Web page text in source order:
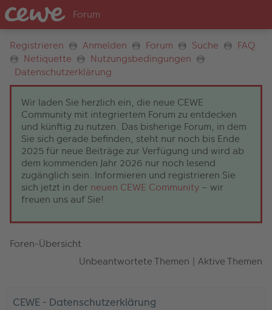
Registrieren Anmelden Forum Suche
FAQ
Netiquette
Nutzungsbedingungen
Datenschutzerklärung
Wir laden Sie herzlich ein, die neue CEWE
Community mit integriertem Forum zu entdecken
und künftig zu nutzen. Das bisherige Forum, in dem
Sie sich gerade befinden, steht nur noch bis Ende
2025 für neue Beiträge zur Verfügung und wird ab
dem kommenden Jahr 2026 nur noch lesend
zugänglich sein. Informieren und registrieren Sie
sich jetzt in der neuen CEWE Community – wir
freuen uns auf Sie!
Foren-Übersicht
Unbeantwortete Themen | Aktive Themen
CEWE - Datenschutzerklärung